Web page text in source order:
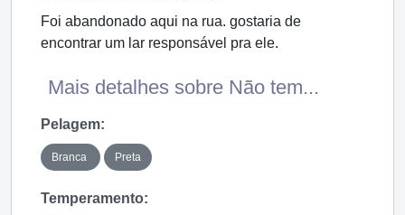
Foi abandonado aqui na rua. gostaria de
encontrar um lar responsável pra ele.
Mais detalhes sobre Não tem...
Pelagem:
Branca Preta
Temperamento: